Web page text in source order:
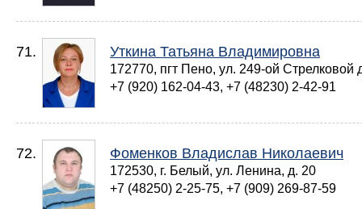
71. Уткина Татьяна Владимировна
172770, пгт Пено, ул. 249-ой Стрелковой
+7 (920) 162-04-43, +7 (48230) 2-42-91
72. Фоменков Владислав Николаевич
172530, г. Белый, ул. Ленина, д. 20
+7 (48250) 2-25-75, +7 (909) 269-87-59